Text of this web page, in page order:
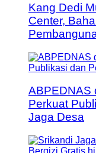
Kang Dedi
Center,
ABPEDNAS
Perkuat
Jaga Desa